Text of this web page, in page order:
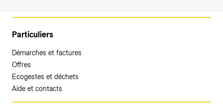
Particuliers
Démarches et factures
Offres
Ecogestes et déchets
Aide et contacts